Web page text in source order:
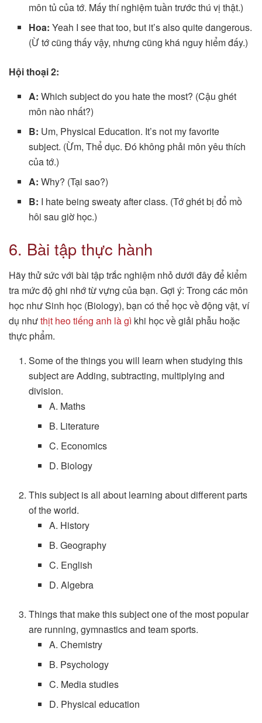
môn tủ của tớ. Mấy thí nghiệm tuần trước thú vị thật.)
Hoa: Yeah I see that too, but it’s also quite dangerous.
(Ừ tớ cũng thấy vậy, nhưng cũng khá nguy hiểm đấy.)
Hội thoại 2:
A: Which subject do you hate the most? (Cậu ghét
môn nào nhất?)
B: Um, Physical Education. It’s not my favorite
subject. (Ừm, Thể dục. Đó không phải môn yêu thích
của tớ.)
A: Why? (Tại sao?)
B: I hate being sweaty after class. (Tớ ghét bị đổ mồ
hôi sau giờ học.)
6. Bài tập thực hành
Hãy thử sức với bài tập trắc nghiệm nhỏ dưới đây để kiểm
tra mức độ ghi nhớ từ vựng của bạn. Gợi ý: Trong các môn
học như Sinh học (Biology), bạn có thể học về động vật, ví
dụ nhưthịt heo tiếng anh là gì khi học về giải phẫu hoặc
thực phẩm.
Some of the things you will learn when studying this
subject are Adding, subtracting, multiplying and
division.
A. Maths
B. Literature
C. Economics
D. Biology
This subject is all about learning about different parts
of the world.
A. History
B. Geography
C. English
D. Algebra
Things that make this subject one of the most popular
are running, gymnastics and team sports.
A. Chemistry
B. Psychology
C. Media studies
D. Physical education